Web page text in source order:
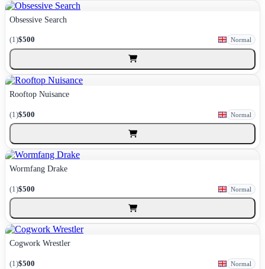
Obsessive Search
(1)$500 Normal
Rooftop Nuisance
(1)$500 Normal
Wormfang Drake
(1)$500 Normal
Cogwork Wrestler
(1)$500 Normal